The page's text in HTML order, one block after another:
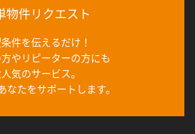
物件リクエスト
件を伝えるだけ！
やリピーターの方にも
気のサービス。
なたをサポートします。